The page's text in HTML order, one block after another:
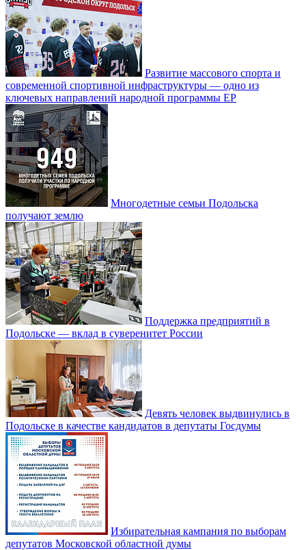
Развитие массового спорта и
современной спортивной инфраструктуры — одно из
ключевых направлений народной программы ЕР
Многодетные семьи Подольска
получают землю
Поддержка предприятий в
Подольске — вклад в суверенитет России
Девять человек выдвинулись в
Подольске в качестве кандидатов в депутаты Госдумы
Избирательная кампания по выборам
депутатов Московской областной думы